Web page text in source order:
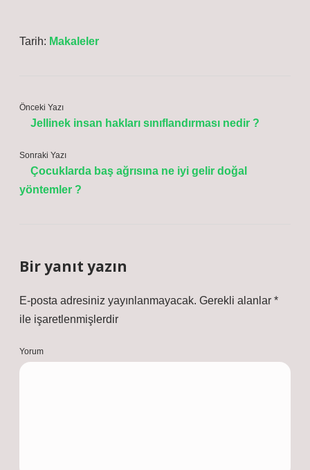
Tarih: Makaleler
Önceki Yazı
Jellinek insan hakları sınıflandırması nedir ?
Sonraki Yazı
Çocuklarda baş ağrısına ne iyi gelir doğal
yöntemler ?
Bir yanıt yazın
E-posta adresiniz yayınlanmayacak. Gerekli alanlar *
ile işaretlenmişlerdir
Yorum